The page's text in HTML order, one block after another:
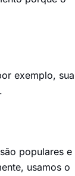
exemplo, sua
populares e
usamos o